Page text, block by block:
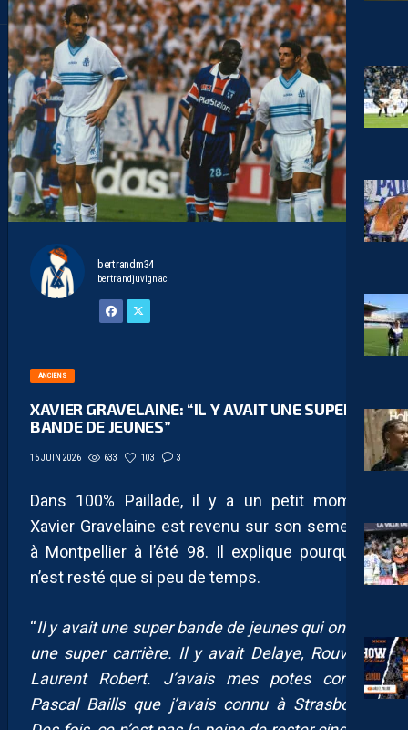
bertrandm34
bertrandjuvignac
ANCIENS
XAVIER GRAVELAINE: “IL Y AVAIT UNE SUPER
BANDE DE JEUNES”
15 JUIN 2026 633 103 3
Dans 100% Paillade, il y a un petit moment,
Xavier Gravelaine est revenu sur son semestre
à Montpellier à l’été 98. Il explique pourquoi il
n’est resté que si peu de temps.
“Il y avait une super bande de jeunes qui ont fait
une super carrière. Il y avait Delaye, Rouvière,
Laurent Robert. J’avais mes potes comme
Pascal Baills que j’avais connu à Strasbourg.